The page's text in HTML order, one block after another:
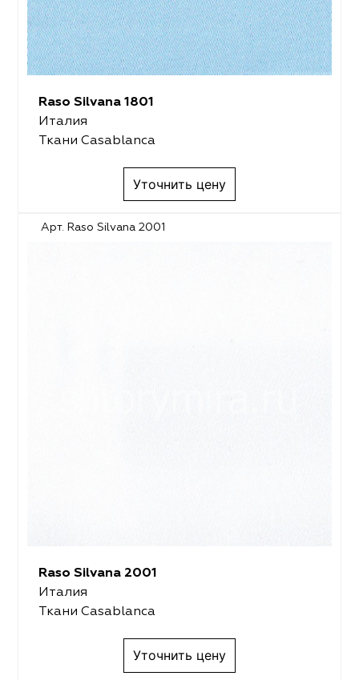
Raso Silvana 1801
Италия
Ткани Casablanca
Уточнить цену
Арт. Raso Silvana 2001
Raso Silvana 2001
Италия
Ткани Casablanca
Уточнить цену